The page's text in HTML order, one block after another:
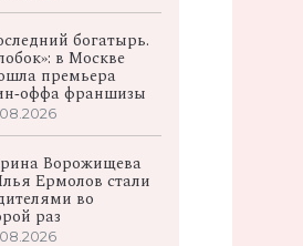
богатырь.
в Москве
премьера
франшизы
Ворожищева
Ермолов стали
во
раз